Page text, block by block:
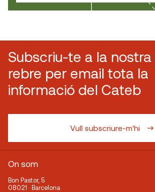
Subscriu-te a la
rebre per email tota la
informació del Cateb
Vull subscriure-m'hi
On som
Bon Pastor, 5
08021 · Barcelona